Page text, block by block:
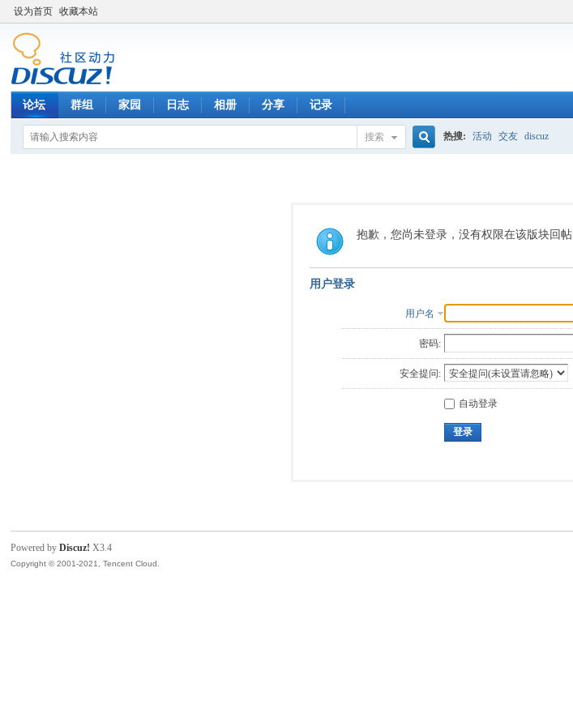
设为首页 收藏本站
论坛 群组 家园 日志 相册 分享 记录
搜索
索
热搜: 活动 交友 discuz
抱歉，您尚未登录，没有权限在该版块回帖
用户登录
用户名
密码:
安全提问:
自动登录
登录
Powered byDiscuz! X3.4
Copyright © 2001-2021, Tencent Cloud.